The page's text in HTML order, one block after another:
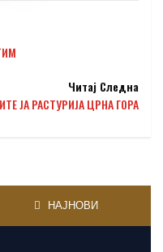
Читај Следна
ЈА РАСТУРИЈА ЦРНА ГОРА
НАЈНОВИ